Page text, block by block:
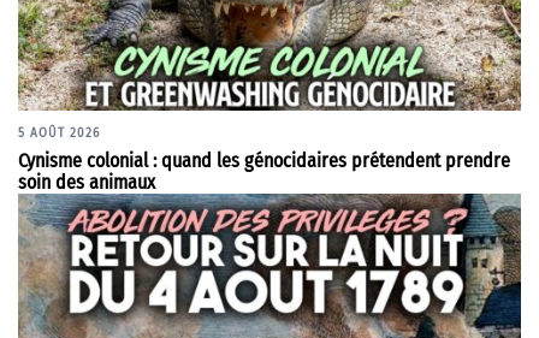
5 AOÛT 2026
Cynisme colonial : quand les génocidaires prétendent prendre
soin des animaux